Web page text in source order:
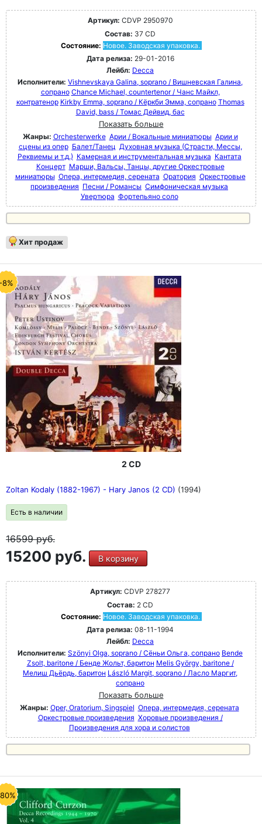
Артикул: CDVP 2950970
Состав: 37 CD
Состояние: Новое. Заводская упаковка.
Дата релиза: 29-01-2016
Лейбл: Decca
Исполнители: Vishnevskaya Galina, soprano / Вишневская Галина,
сопрано Chance Michael, countertenor / Чанс Майкл,
контратенор Kirkby Emma, soprano / Кёркби Эмма, сопрано Thomas
David, bass / Томас Дейвид, бас
Показать больше
Жанры: Orchesterwerke Арии / Вокальные миниатюры Арии и
сцены из опер Балет/Танец Духовная музыка (Страсти, Мессы,
Реквиемы и т.д.) Камерная и инструментальная музыка Кантата
Концерт Марши, Вальсы, Танцы, другие Оркестровые
миниатюры Опера, интермедия, серената Оратория Оркестровые
произведения Песни / Романсы Симфоническая музыка
Увертюра Фортепьяно соло
Хит продаж
8%
2 CD
Zoltan Kodaly (1882-1967) - Hary Janos (2 CD) (1994)
Есть в наличии
16599руб.
15200 руб. В корзину
Артикул: CDVP 278277
Состав: 2 CD
Состояние: Новое. Заводская упаковка.
Дата релиза: 08-11-1994
Лейбл: Decca
Исполнители: Szönyi Olga, soprano / Сёньи Ольга, сопрано Bende
Zsolt, baritone / Бенде Жольт, баритон Melis György, baritone /
Мелиш Дьёрдь, баритон László Margit, soprano / Ласло Маргит,
сопрано
Показать больше
Жанры: Oper, Oratorium, Singspiel Опера, интермедия, серената
Оркестровые произведения Хоровые произведения /
Произведения для хора и солистов